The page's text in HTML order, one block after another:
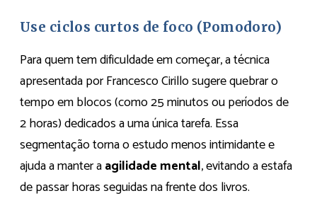
Use ciclos curtos de foco (Pomodoro)
Para quem tem dificuldade em começar, a técnica
apresentada por Francesco Cirillo sugere quebrar o
tempo em blocos (como 25 minutos ou períodos de
2 horas) dedicados a uma única tarefa. Essa
segmentação torna o estudo menos intimidante e
ajuda a manter aagilidade mental, evitando a estafa
de passar horas seguidas na frente dos livros.